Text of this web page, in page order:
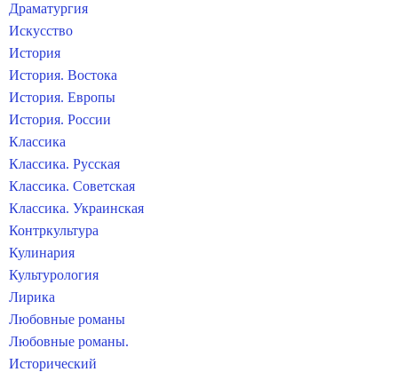
Драматургия
Искусство
История
История. Востока
История. Европы
История. России
Классика
Классика. Русская
Классика. Советская
Классика. Украинская
Контркультура
Кулинария
Культурология
Лирика
Любовные романы
Любовные романы.
Исторический